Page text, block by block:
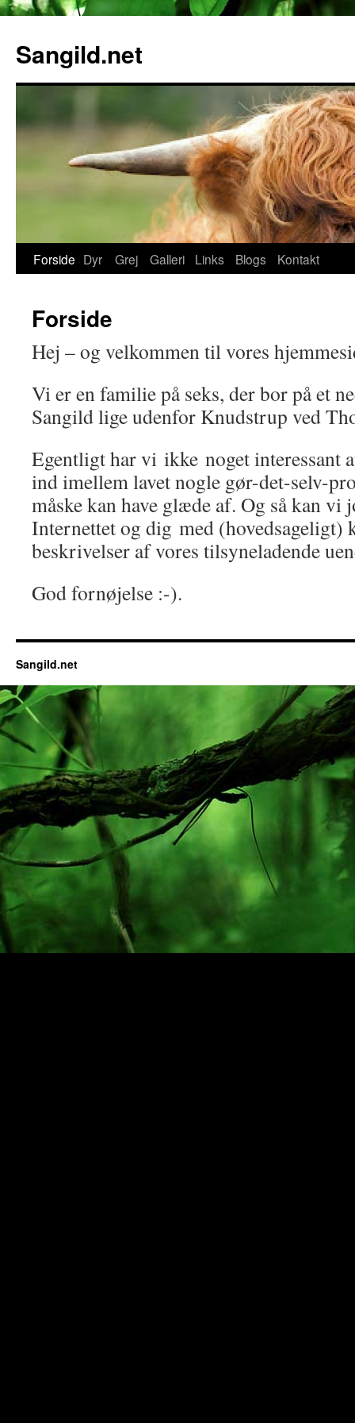
indhold
Sangild.net
Forside Dyr Grej Galleri Links Blogs Kontakt
Forside
Hej – og velkommen til vores
Vi er en familie på seks, der bor på et
Sangild lige udenfor Knudstrup ved
Egentligt har vi ikke noget interessant
ind imellem lavet nogle gør-det-selv-
måske kan have glæde af. Og så kan vi
Internettet og dig med (hovedsageligt)
beskrivelser af vores tilsyneladende
God fornøjelse :-).
Sangild.net